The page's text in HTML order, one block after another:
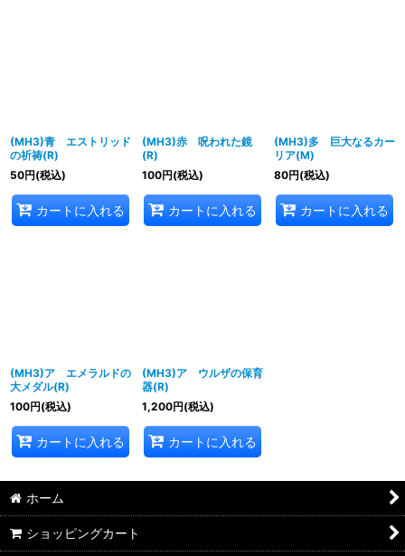
(MH3)青 エストリッド
の祈祷(R)
50円(税込)
カートに入れる
(MH3)赤 呪われた鏡
(R)
100円(税込)
カートに入れる
(MH3)多 巨大なるカー
リア(M)
80円(税込)
カートに入れる
(MH3)ア エメラルドの
大メダル(R)
100円(税込)
カートに入れる
(MH3)ア ウルザの保育
器(R)
1,200円(税込)
カートに入れる
ホーム
ショッピングカート